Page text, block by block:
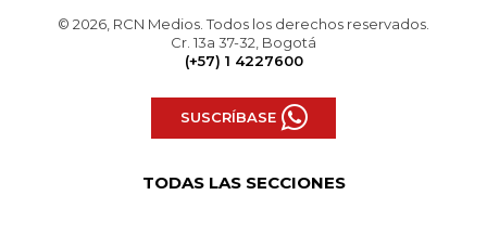
© 2026, RCN Medios. Todos los derechos reservados.
Cr. 13a 37-32, Bogotá
(+57) 1 4227600
SUSCRÍBASE
TODAS LAS SECCIONES